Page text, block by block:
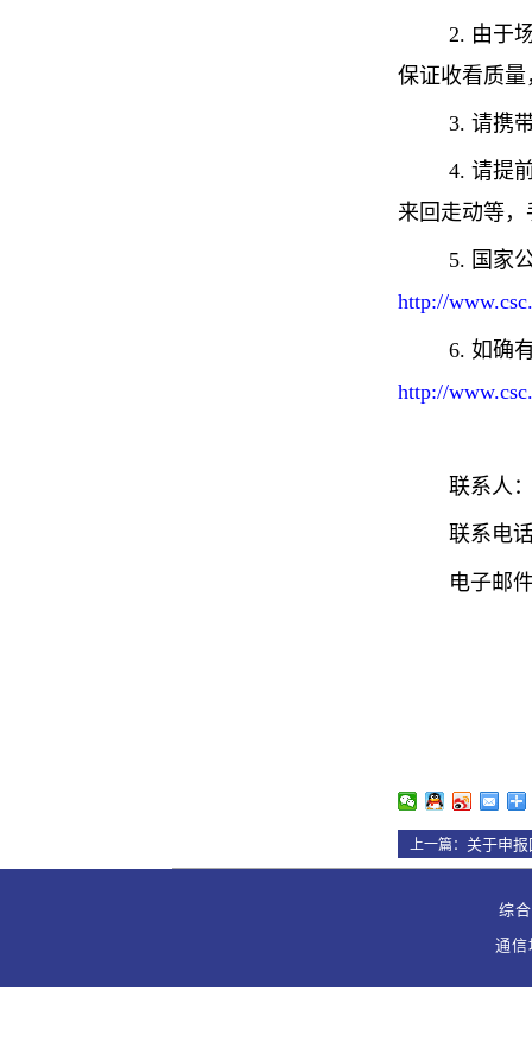
2. 由于
保证收看质
3. 请携
4. 请提
来回走动等
5. 国家
http://
6. 如确
http://
联系人
联系电
电子邮
上一篇： 关于申
综
通信